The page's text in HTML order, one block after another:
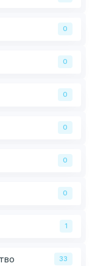
0
0
0
0
0
0
1
33